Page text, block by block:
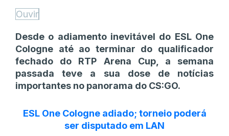
Ouvir
Desde o adiamento inevitável do ESL One
Cologne até ao terminar do qualificador
fechado do RTP Arena Cup, a semana
passada teve a sua dose de notícias
importantes no panorama do CS:GO.
ESL One Cologne adiado; torneio poderá
ser disputado em LAN